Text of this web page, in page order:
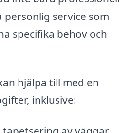
personlig service som
specifika behov och
hjälpa till med en
inklusive: